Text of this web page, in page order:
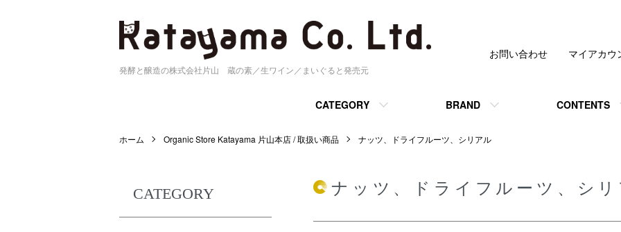
発酵と醸造の株式会社片山 蔵の素／生ワイン／まいぐると発売元
CATEGORY BRAND CONTENTS
お問い合わせ マイアカウ
ホーム Organic Store Katayama 片山本店 / 取扱い商品 ナッツ、ドライフルーツ、シリアル
ナッツ、ドライフルーツ、シ
CATEGORY